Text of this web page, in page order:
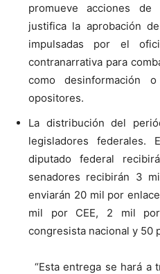
promueve acciones de
justifica la aprobación
impulsadas por el
contranarrativa para
como desinformación
opositores.
La distribución del
legisladores federales.
diputado federal
senadores recibirán 3
enviarán 20 mil por
mil por CEE, 2 mil
congresista nacional y 50
“Esta entrega se hará a